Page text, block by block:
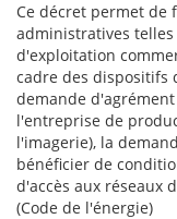
Ce décret permet de
administratives
d'exploitation
cadre des dispositifs
demande
l'entreprise de
l'imagerie), la
bénéficier de
d'accès aux réseaux
(Code de l'énergie)